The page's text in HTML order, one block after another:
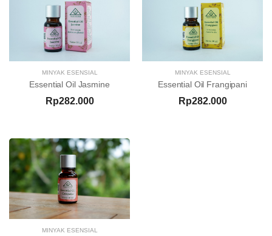
MINYAK ESENSIAL
Essential Oil Jasmine
Rp282.000
MINYAK ESENSIAL
Essential Oil Frangipani
Rp282.000
MINYAK ESENSIAL